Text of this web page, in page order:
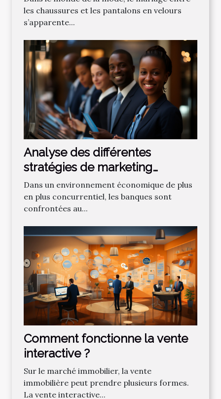
les chaussures et les pantalons en velours
s’apparente...
Analyse des différentes
stratégies de marketing
bancaire pour attirer de
nouveaux clients
Dans un environnement économique de plus
en plus concurrentiel, les banques sont
confrontées au...
Comment fonctionne la vente
interactive ?
Sur le marché immobilier, la vente
immobilière peut prendre plusieurs formes.
La vente interactive...